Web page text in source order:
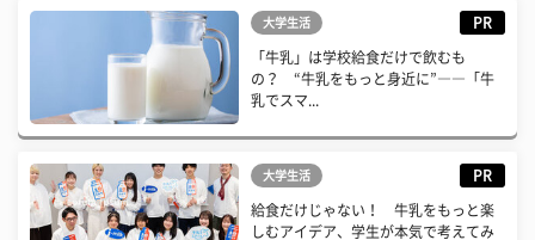
大学生活 PR
「牛乳」は学校給食だけで飲むも
の？ “牛乳をもっと身近に”――「牛
乳でスマ...
大学生活 PR
給食だけじゃない！ 牛乳をもっと楽
しむアイデア、学生が本気で考えてみ